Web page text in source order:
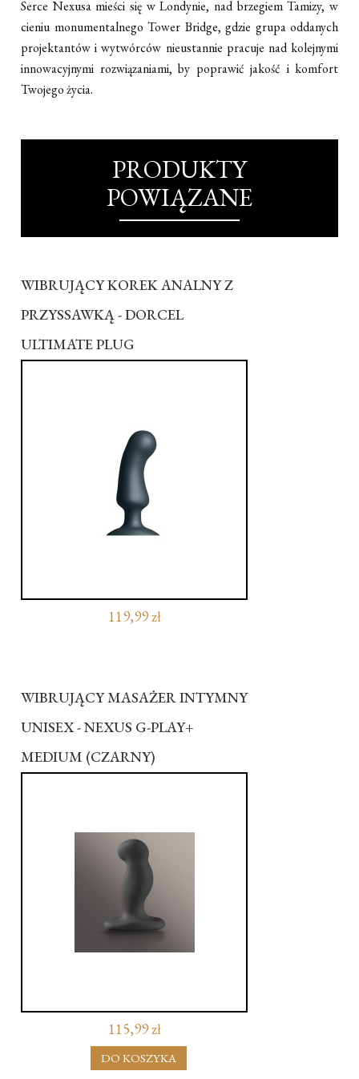
Serce Nexusa mieści się w Londynie, nad brzegiem Tamizy, w
cieniu monumentalnego Tower Bridge, gdzie grupa oddanych
projektantów i wytwórców nieustannie pracuje nad kolejnymi
innowacyjnymi rozwiązaniami, by poprawić jakość i komfort
Twojego życia.
PRODUKTY
POWIĄZANE
WIBRUJĄCY KOREK ANALNY Z
PRZYSSAWKĄ - DORCEL
ULTIMATE PLUG
119,99 zł
WIBRUJĄCY MASAŻER INTYMNY
UNISEX - NEXUS G-PLAY+
MEDIUM (CZARNY)
115,99 zł
DO KOSZYKA